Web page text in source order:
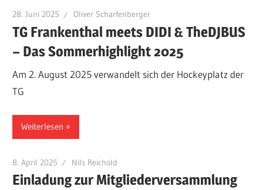
28. Juni 2025 Oliver Scharfenberger
TG Frankenthal meets DIDI & TheDJBUS
– Das Sommerhighlight 2025
Am 2. August 2025 verwandelt sich der Hockeyplatz der
TG
Weiterlesen
8. April 2025 Nils Reichold
Einladung zur Mitgliederversammlung